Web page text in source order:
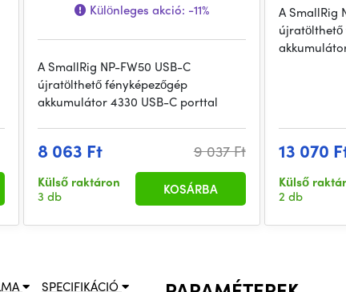
Különleges akció: -11%
A SmallRig NP-FW50 USB-C
újratölthető fényképezőgép
akkumulátor 4330 USB-C porttal
8 063 Ft 9 037 Ft
Külső raktáron
3 db
KOSÁRBA
A SmallRig
újratölthető
13 070
Külső
2 db
SPECIFIKÁCIÓ